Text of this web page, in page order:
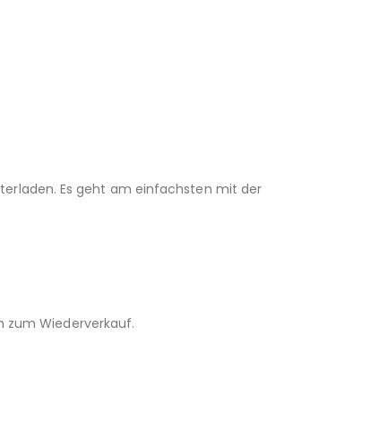
Es geht am einfachsten mit der
zum Wiederverkauf.